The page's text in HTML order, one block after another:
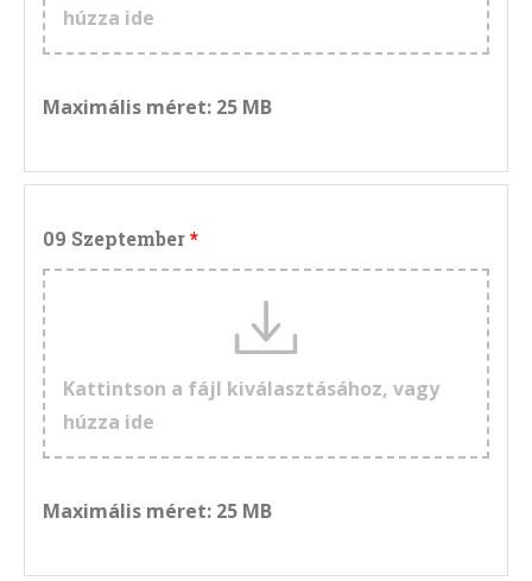
húzza ide
Maximális méret: 25 MB
09 Szeptember
Kattintson a fájl kiválasztásához, vagy
húzza ide
Maximális méret: 25 MB